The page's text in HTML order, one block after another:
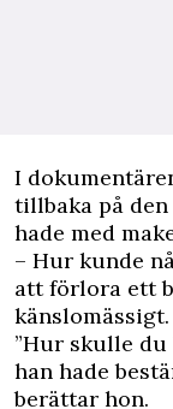
I
tillbaka på
hade med
– Hur kunde
att förlora ett
”Hur skulle du
han hade
berättar hon.